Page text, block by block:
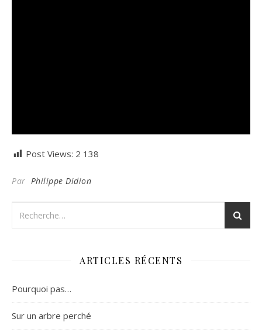
Post Views: 2 138
Par Philippe Didion
ARTICLES RÉCENTS
Pourquoi pas…
Sur un arbre perché